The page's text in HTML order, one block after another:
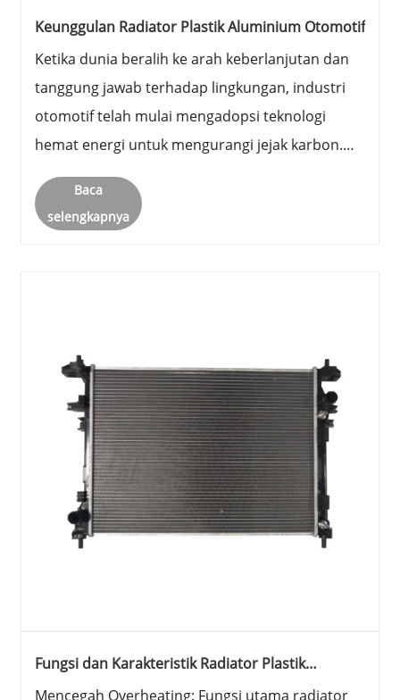
Keunggulan Radiator Plastik Aluminium Otomotif
Ketika dunia beralih ke arah keberlanjutan dan
tanggung jawab terhadap lingkungan, industri
otomotif telah mulai mengadopsi teknologi
hemat energi untuk mengurangi jejak karbon.
Salah satu teknologi yang mendapatkan
popularitas luar biasa dalam beberapa tahun
terakhir adalah radiator plastik alumini......
Baca
selengkapnya
Fungsi dan Karakteristik Radiator Plastik
Mencegah Overheating: Fungsi utama radiator